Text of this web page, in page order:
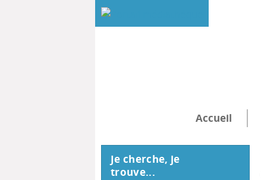
Accueil
Je cherche, je
trouve...